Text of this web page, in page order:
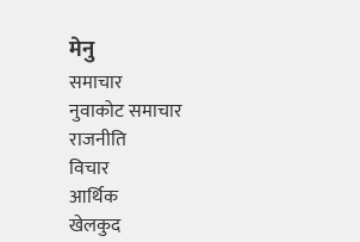
मेनु
समाचार
नुवाकोट समाचार
राजनीति
विचार
आर्थिक
खेलकुद